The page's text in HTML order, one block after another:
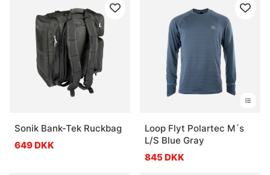
Sonik Bank-Tek Ruckbag
649 DKK
Loop Flyt Polartec M´s
L/S Blue Gray
845 DKK